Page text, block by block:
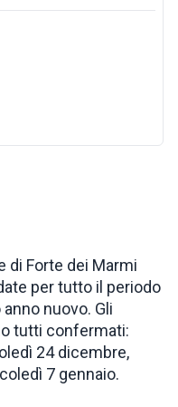
di Forte dei Marmi
per tutto il periodo
nuovo. Gli
tutti confermati:
24 dicembre,
7 gennaio.